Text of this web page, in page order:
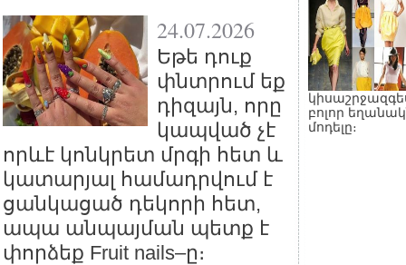
24.07.2026
Եթե դուք
փնտրում եք
դիզայն, որը
կապված չէ
որևէ կոնկրետ մրգի հետ և
կատարյալ համադրվում է
ցանկացած դեկորի հետ,
ապա անպայման պետք է
փորձեք Fruit nails–ը։
բոլոր
մոդելը։